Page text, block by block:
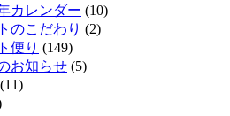
カレンダー (10)
のこだわり (2)
便り (149)
お知らせ (5)
(11)